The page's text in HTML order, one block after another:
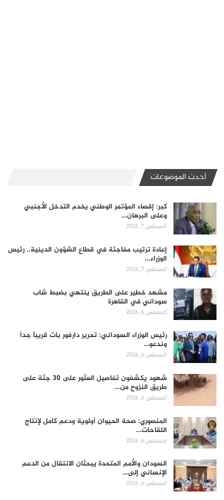
أحدث الموضوعات
كبر: إقصاء المؤتمر الوطني يخدم التدخل الأجنبي
وعلى البرهان…
أغسطس 7, 2026
إعادة ترتيب مفاجئة في قطاع الشؤون الدينية.. رئيس
الوزراء…
أغسطس 7, 2026
مشهد خطير على الطريق ينتهي بضبط شاب
سوداني في القاهرة
أغسطس 6, 2026
رئيس الوزراء السوداني: تحرير دارفور بات قريباً جداً
وندعو…
أغسطس 6, 2026
شهود يكشفون تفاصيل العثور على 30 جثة على
طريق النزوح من…
أغسطس 6, 2026
المنصوري: صحة الحيوان أولوية ودعم كامل لإنتاج
اللقاحات…
أغسطس 6, 2026
السودان والأمم المتحدة يبحثان الانتقال من الدعم
الإنساني إلى…
أغسطس 6, 2026